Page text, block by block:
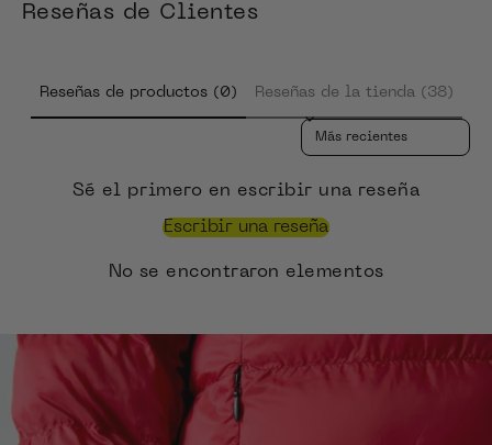
Reseñas de Clientes
Reseñas de productos (0) Reseñas de la tienda (38)
Sort reviews by
Sé el primero en escribir una reseña
Escribir una reseña
No se encontraron elementos